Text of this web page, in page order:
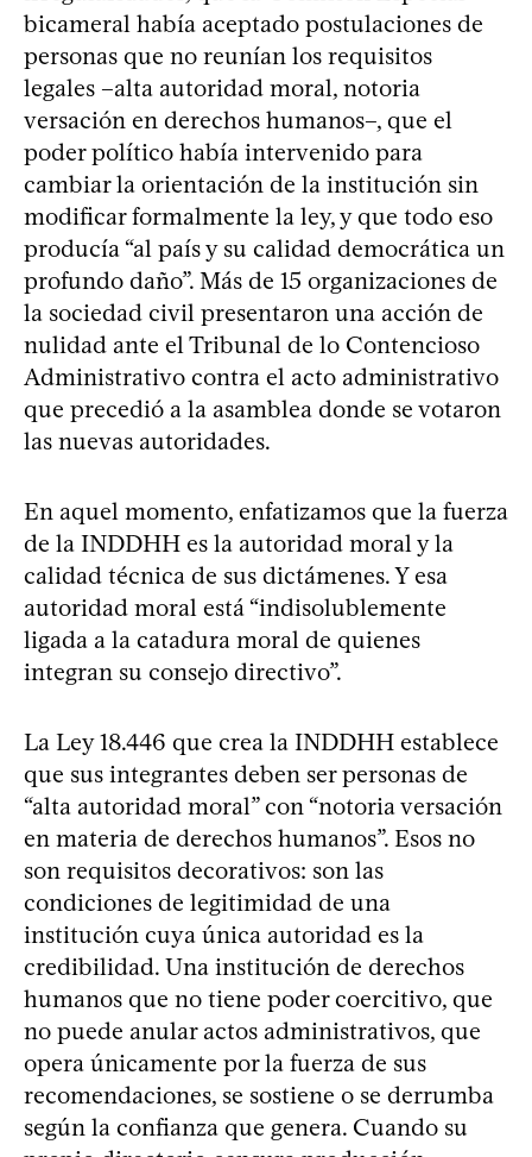
bicameral había aceptado postulaciones de
personas que no reunían los requisitos
legales –alta autoridad moral, notoria
versación en derechos humanos–, que el
poder político había intervenido para
cambiar la orientación de la institución sin
modificar formalmente la ley, y que todo eso
producía “al país y su calidad democrática un
profundo daño”. Más de 15 organizaciones de
la sociedad civil presentaron una acción de
nulidad ante el Tribunal de lo Contencioso
Administrativo contra el acto administrativo
que precedió a la asamblea donde se votaron
las nuevas autoridades.
En aquel momento, enfatizamos que la fuerza
de la INDDHH es la autoridad moral y la
calidad técnica de sus dictámenes. Y esa
autoridad moral está “indisolublemente
ligada a la catadura moral de quienes
integran su consejo directivo”.
La Ley 18.446 que crea la INDDHH establece
que sus integrantes deben ser personas de
“alta autoridad moral” con “notoria versación
en materia de derechos humanos”. Esos no
son requisitos decorativos: son las
condiciones de legitimidad de una
institución cuya única autoridad es la
credibilidad. Una institución de derechos
humanos que no tiene poder coercitivo, que
no puede anular actos administrativos, que
opera únicamente por la fuerza de sus
recomendaciones, se sostiene o se derrumba
según la confianza que genera. Cuando su